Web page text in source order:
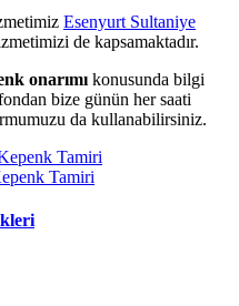
Esenyurt Sultaniye
de kapsamaktadır.
onarımı konusunda bilgi
bize günün her saati
da kullanabilirsiniz.
Tamiri
Tamiri